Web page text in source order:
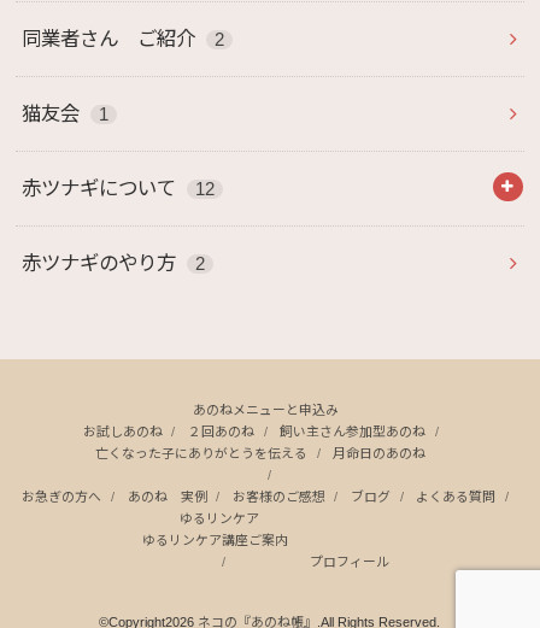
同業者さん ご紹介 2
猫友会 1
赤ツナギについて 12
赤ツナギのやり方 2
あのねメニューと申込み
お試しあのね
２回あのね
飼い主さん参加型あのね
亡くなった子にありがとうを伝える
月命日のあのね
お急ぎの方へ あのね 実例 お客様のご感想 ブログ
よくある質問
ゆるリンケア
ゆるリンケア講座ご案内
プロフィール
©Copyright2026 ネコの『あのね帳』 .All Rights Reserved.